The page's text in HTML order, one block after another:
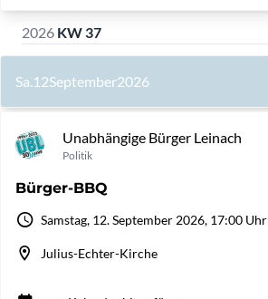
2026 KW 37
Sa.12September2026
Unabhängige Bürger Leinach
Politik
Bürger-BBQ
Samstag, 12. September 2026, 17:00 Uhr
Julius-Echter-Kirche